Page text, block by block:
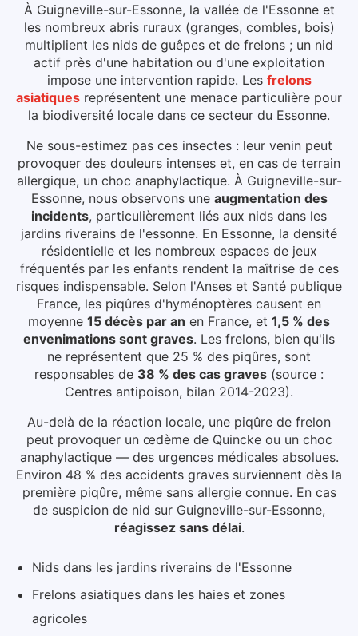
À Guigneville-sur-Essonne, la vallée de l'Essonne et
les nombreux abris ruraux (granges, combles, bois)
multiplient les nids de guêpes et de frelons ; un nid
actif près d'une habitation ou d'une exploitation
impose une intervention rapide. Les frelons
asiatiques représentent une menace particulière pour
la biodiversité locale dans ce secteur du Essonne.
Ne sous-estimez pas ces insectes : leur venin peut
provoquer des douleurs intenses et, en cas de terrain
allergique, un choc anaphylactique. À Guigneville-sur-
Essonne, nous observons une augmentation des
incidents, particulièrement liés aux nids dans les
jardins riverains de l'essonne. En Essonne, la densité
résidentielle et les nombreux espaces de jeux
fréquentés par les enfants rendent la maîtrise de ces
risques indispensable. Selon l'Anses et Santé publique
France, les piqûres d'hyménoptères causent en
moyenne 15 décès par an en France, et 1,5 % des
envenimations sont graves. Les frelons, bien qu'ils
ne représentent que 25 % des piqûres, sont
responsables de 38 % des cas graves (source :
Centres antipoison, bilan 2014-2023).
Au-delà de la réaction locale, une piqûre de frelon
peut provoquer un œdème de Quincke ou un choc
anaphylactique — des urgences médicales absolues.
Environ 48 % des accidents graves surviennent dès la
première piqûre, même sans allergie connue. En cas
de suspicion de nid sur Guigneville-sur-Essonne,
réagissez sans délai.
Nids dans les jardins riverains de l'Essonne
Frelons asiatiques dans les haies et zones
agricoles